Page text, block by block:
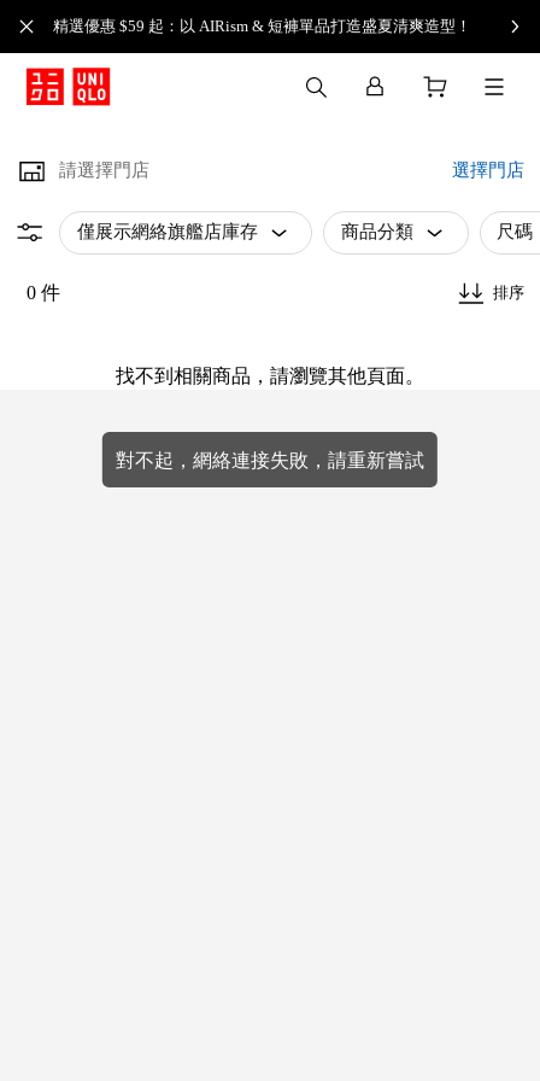
精選優惠 $59 起：以 AIRism & 短褲單品打造盛夏清爽造型！
請選擇門店 選擇門店
僅展示網絡旗艦店庫存 商品分類 尺碼
0 件 排序
找不到相關商品，請瀏覽其他頁面。
對不起，網絡連接失敗，請重新嘗試